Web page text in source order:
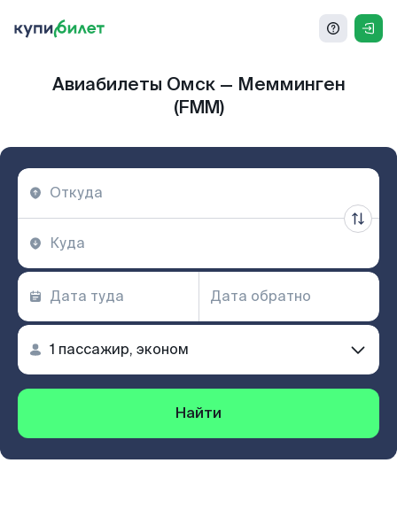
Авиабилеты Омск — Мемминген
(FMM)
Найти